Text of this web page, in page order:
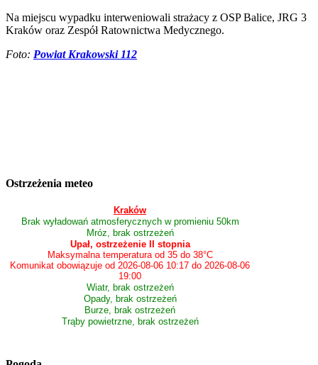
Na miejscu wypadku interweniowali strażacy z OSP Balice, JRG 3
Kraków oraz Zespół Ratownictwa Medycznego.
Foto: Powiat Krakowski 112
Ostrzeżenia meteo
Kraków
Brak wyładowań atmosferycznych w promieniu 50km
Mróz, brak ostrzeżeń
Upał, ostrzeżenie II stopnia
Maksymalna temperatura od 35 do 38°C
Komunikat obowiązuje od 2026-08-06 10:17 do 2026-08-06
19:00
Wiatr, brak ostrzeżeń
Opady, brak ostrzeżeń
Burze, brak ostrzeżeń
Trąby powietrzne, brak ostrzeżeń